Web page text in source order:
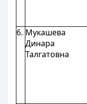
6. Мукашева
Динара
Талгатовна